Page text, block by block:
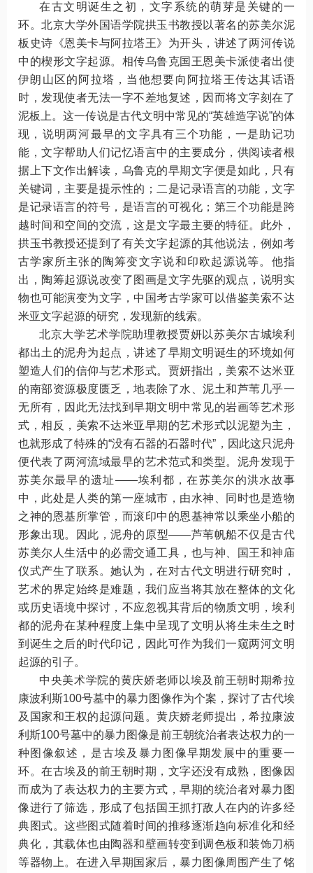
在古文明诞生之初，文字系统的萌芽是关键的一
环。北京大学外国语学院拱玉书教授以著名的苏美尔泥
板史诗《恩美卡与阿拉塔王》为开头，讲述了两河传说
中的楔形文字起源。相传乌鲁克国王恩美卡派使者出使
伊朗山区的阿拉塔，当他想要向阿拉塔王传达其话语
时，发现使者无法一字不差地复述，因而将文字刻在了
泥板上。这一传说是古代文明中常见的“英雄造字说”的体
现，说明两河最早的文字具有三个功能，一是助记功
能，文字帮助人们记忆语言中的主要成分，供阅读者根
据上下文作出解读，乌鲁克的早期文字便是如此，只有
关键词，主要是提示性的；二是记录语言的功能，文字
是记录语言的符号，是语言的可视化；第三个功能是跨
越时间和空间的交流，这是文字最主要的特征。此外，
拱玉书教授还提到了有关文字起源的其他说法，例如考
古学家所主张的陶筹变文字说和印欧起源说等。他指
出，陶筹起源说改变了图画是文字先驱的观点，说明实
物也可能演变为文字，中国考古学家可以借鉴美索不达
米亚文字起源的研究，发现新的线索。
北京大学艺术学院助理教授贾妍以苏美尔古城埃利
都出土的泥舟为起点，讲述了早期文明诞生的环境如何
塑造人们的信仰与艺术形式。贾妍指出，美索不达米亚
的南部资源极度匮乏，地表除了水、泥土和芦苇几乎一
无所有，因此无法找到早期文明中常见的岩画等艺术形
式，相反，美索不达米亚早期的艺术形式以泥塑为主，
也就形成了特殊的“没有石器的石器时代”，因此这只泥舟
便代表了两河流域最早的艺术范式和类型。泥舟发现于
苏美尔最早的遗址——埃利都，在苏美尔的洪水故事
中，此处是人类的第一座城市，由水神、同时也是造物
之神的恩基所掌管，而滚印中的恩基神常以乘坐小船的
形象出现。因此，泥舟的原型——芦苇帆船不仅是古代
苏美尔人生活中的必需交通工具，也与神、国王和神庙
仪式产生了联系。她认为，在对古代文明进行研究时，
艺术的界定始终是难题，我们应当将其放在整体的文化
或历史语境中探讨，不应忽视其背后的物质文明，埃利
都的泥舟在某种程度上集中呈现了文明从将生未生之时
到诞生之后的时代印记，因此可作为我们一窥两河文明
起源的引子。
中央美术学院的黄庆娇老师以埃及前王朝时期希拉
康波利斯100号墓中的暴力图像作为个案，探讨了古代埃
及国家和王权的起源问题。黄庆娇老师提出，希拉康波
利斯100号墓中的暴力图像是前王朝统治者表达权力的一
种图像叙述，是古埃及暴力图像早期发展中的重要一
环。在古埃及的前王朝时期，文字还没有成熟，图像因
而成为了表达权力的主要方式，早期的统治者对暴力图
像进行了筛选，形成了包括国王抓打敌人在内的许多经
典图式。这些图式随着时间的推移逐渐趋向标准化和经
典化，其载体也由陶器和壁画转变到调色板和装饰刀柄
等器物上。在进入早期国家后，暴力图像周围产生了铭